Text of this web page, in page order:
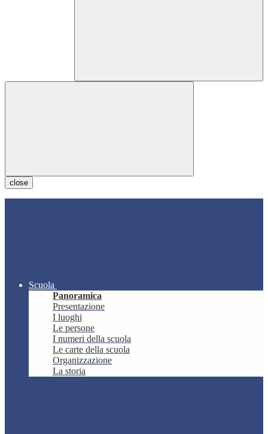
close
Scuola
Panoramica
Presentazione
I luoghi
Le persone
I numeri della scuola
Le carte della scuola
Organizzazione
La storia